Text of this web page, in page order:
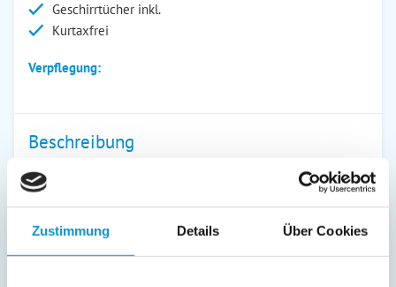
Zustimmung Details Über Cookies
Geschirrtücher inkl.
Kurtaxfrei
Verpflegung:
Beschreibung
Ländlich idyllisch liegt der kleine Ort Kesdorf abseits von
Hier finden Sie Ruhe und Entspannung und sind bei Bedarf
trotzdem schnell an der Ostsee (8 km) in der Kreisstadt